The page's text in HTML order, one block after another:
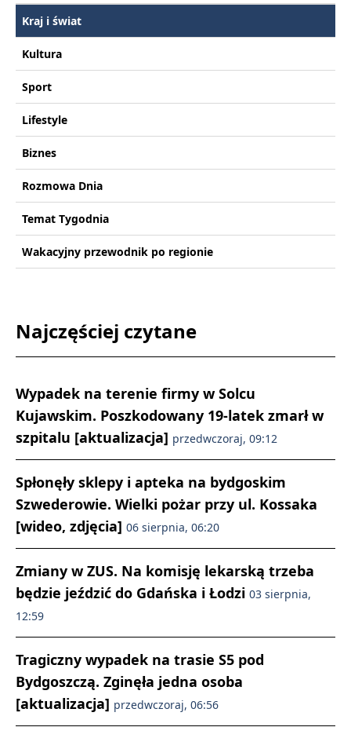
Kraj i świat
Kultura
Sport
Lifestyle
Biznes
Rozmowa Dnia
Temat Tygodnia
Wakacyjny przewodnik po regionie
Najczęściej czytane
Wypadek na terenie firmy w Solcu
Kujawskim. Poszkodowany 19-latek zmarł w
szpitalu [aktualizacja] przedwczoraj, 09:12
Spłonęły sklepy i apteka na bydgoskim
Szwederowie. Wielki pożar przy ul. Kossaka
[wideo, zdjęcia] 06 sierpnia, 06:20
Zmiany w ZUS. Na komisję lekarską trzeba
będzie jeździć do Gdańska i Łodzi 03 sierpnia,
12:59
Tragiczny wypadek na trasie S5 pod
Bydgoszczą. Zginęła jedna osoba
[aktualizacja] przedwczoraj, 06:56